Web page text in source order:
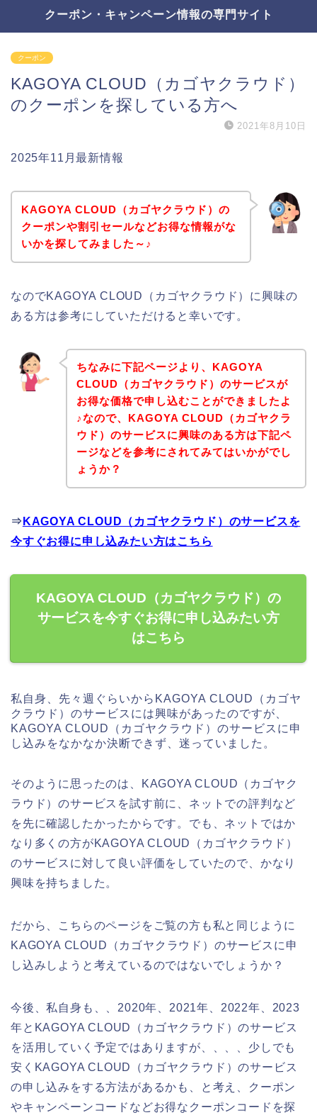
クーポン・キャンペーン情報の専門サイト
クーポン
KAGOYA CLOUD（カゴヤクラウド）
のクーポンを探している方へ
2021年8月10日
2025年11月最新情報
KAGOYA CLOUD（カゴヤクラウド）の
クーポンや割引セールなどお得な情報がな
いかを探してみました～♪
なのでKAGOYA CLOUD（カゴヤクラウド）に興味の
ある方は参考にしていただけると幸いです。
ちなみに下記ページより、KAGOYA
CLOUD（カゴヤクラウド）のサービスが
お得な価格で申し込むことができましたよ
♪なので、KAGOYA CLOUD（カゴヤクラ
ウド）のサービスに興味のある方は下記ペ
ージなどを参考にされてみてはいかがでし
ょうか？
⇒ KAGOYA CLOUD（カゴヤクラウド）のサービスを
今すぐお得に申し込みたい方はこちら
KAGOYA CLOUD（カゴヤクラウド）の
サービスを今すぐお得に申し込みたい方
はこちら
私自身、先々週ぐらいからKAGOYA CLOUD（カゴヤ
クラウド）のサービスには興味があったのですが、
KAGOYA CLOUD（カゴヤクラウド）のサービスに申
し込みをなかなか決断できず、迷っていました。
そのように思ったのは、KAGOYA CLOUD（カゴヤク
ラウド）のサービスを試す前に、ネットでの評判など
を先に確認したかったからです。でも、ネットではか
なり多くの方がKAGOYA CLOUD（カゴヤクラウド）
のサービスに対して良い評価をしていたので、かなり
興味を持ちました。
だから、こちらのページをご覧の方も私と同じように
KAGOYA CLOUD（カゴヤクラウド）のサービスに申
し込みしようと考えているのではないでしょうか？
今後、私自身も、、2020年、2021年、2022年、2023
年とKAGOYA CLOUD（カゴヤクラウド）のサービス
を活用していく予定ではありますが、、、、少しでも
安くKAGOYA CLOUD（カゴヤクラウド）のサービス
の申し込みをする方法があるかも、と考え、クーポン
やキャンペーンコードなどお得なクーポンコードを探